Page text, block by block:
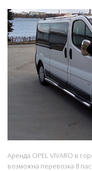
Аренда OPEL VIVARO в
возможна перевозка 8